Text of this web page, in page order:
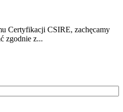
Certyfikacji CSIRE, zachęcamy
zgodnie z...